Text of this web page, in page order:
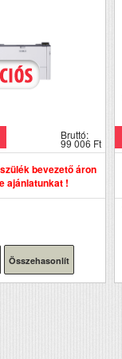
Bruttó:
99 006 Ft
bevezető áron
ajánlatunkat !
Összehasonlít